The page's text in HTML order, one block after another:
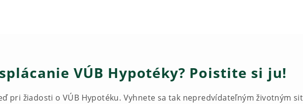
VÚB Hypotéky? Poistite si ju!
pri žiadosti o VÚB Hypotéku. Vyhnete sa tak nepredvídateľným životným